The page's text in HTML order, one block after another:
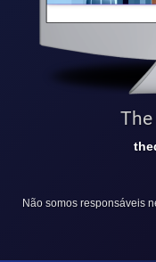
Não somos responsáveis